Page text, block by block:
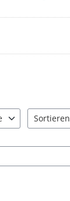
Sortieren
Kommentaren